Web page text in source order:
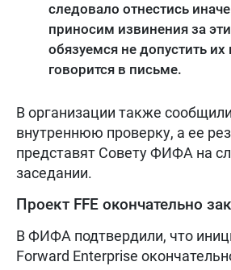
следовало отнестись
приносим извинения за
обязуемся не допустить их
говорится в письме.
В организации также
внутреннюю проверку, а ее
представят Совету ФИФА на
заседании.
Проект FFE окончательно
В ФИФА подтвердили, что
Forward Enterprise